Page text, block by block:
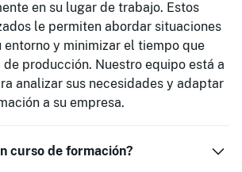
en su lugar de trabajo. Estos
le permiten abordar situaciones
entorno y minimizar el tiempo que
producción. Nuestro equipo está a
analizar sus necesidades y adaptar
a su empresa.
curso de formación?